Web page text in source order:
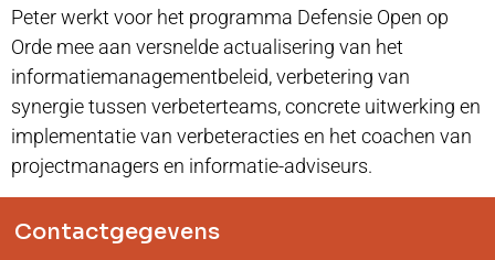
Peter werkt voor het programma Defensie Open op
Orde mee aan versnelde actualisering van het
informatiemanagementbeleid, verbetering van
synergie tussen verbeterteams, concrete uitwerking en
implementatie van verbeteracties en het coachen van
projectmanagers en informatie-adviseurs.
Contactgegevens